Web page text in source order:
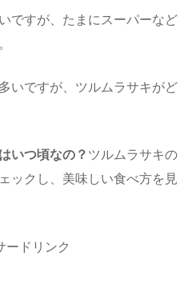
ですが、たまにスーパーなど
いですが、ツルムラサキがど
いつ頃なの？ ツルムラサキの
ックし、美味しい食べ方を見
ードリンク